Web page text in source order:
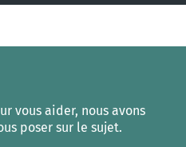
technologies peuvent avoir une
vous aider, nous avons
poser sur le sujet.